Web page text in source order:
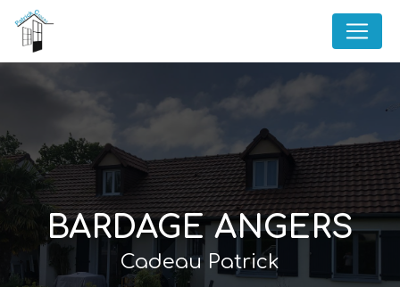
BARDAGE ANGERS
Cadeau Patrick
Panneau de gestion des cookies